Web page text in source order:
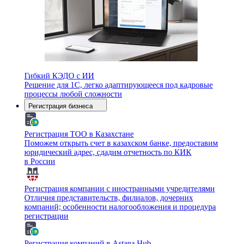
Гибкий КЭДО с ИИ
Решение для 1С, легко адаптирующееся под кадровые
процессы любой сложности
Регистрация бизнеса
Регистрация ТОО в Казахстане
Поможем открыть счет в казахском банке, предоставим
юридический адрес, сдадим отчетность по КИК
в России
Регистрация компании с иностранными учредителями
Отличия представительств, филиалов, дочерних
компаний; особенности налогообложения и процедура
регистрации